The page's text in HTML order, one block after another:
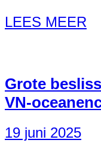
LEES MEER
Grote
VN-
19 juni 2025